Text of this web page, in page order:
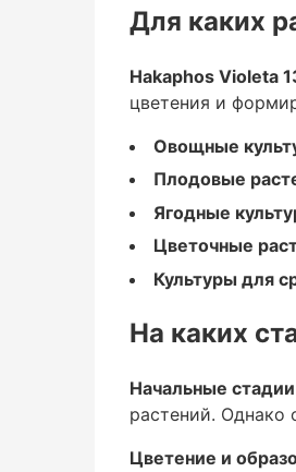
: Томат, огурцы,
Плодовые растения
: Яблоня, груша,
: Клубника,
: Розы, тюльпаны,
Культуры для
: Используется в
Для каких
Hakaphos Violeta
цветения и
Овощные
Плодовые
Ягодные
Цветочные
Культуры для
На каких
Начальные
растений. Однако
Цветение и